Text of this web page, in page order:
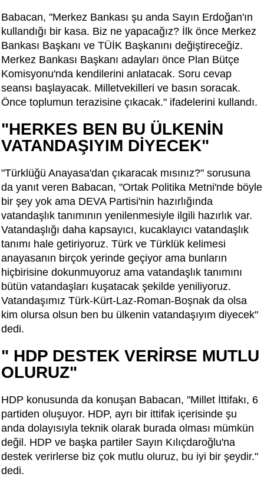
Babacan, "Merkez Bankası şu anda Sayın Erdoğan'ın
kullandığı bir kasa. Biz ne yapacağız? İlk önce Merkez
Bankası Başkanı ve TÜİK Başkanını değiştireceğiz.
Merkez Bankası Başkanı adayları önce Plan Bütçe
Komisyonu'nda kendilerini anlatacak. Soru cevap
seansı başlayacak. Milletvekilleri ve basın soracak.
Önce toplumun terazisine çıkacak." ifadelerini kullandı.
"HERKES BEN BU ÜLKENİN
VATANDAŞIYIM DİYECEK"
"Türklüğü Anayasa'dan çıkaracak mısınız?" sorusuna
da yanıt veren Babacan, "Ortak Politika Metni'nde böyle
bir şey yok ama DEVA Partisi'nin hazırlığında
vatandaşlık tanımının yenilenmesiyle ilgili hazırlık var.
Vatandaşlığı daha kapsayıcı, kucaklayıcı vatandaşlık
tanımı hale getiriyoruz. Türk ve Türklük kelimesi
anayasanın birçok yerinde geçiyor ama bunların
hiçbirisine dokunmuyoruz ama vatandaşlık tanımını
bütün vatandaşları kuşatacak şekilde yeniliyoruz.
Vatandaşımız Türk-Kürt-Laz-Roman-Boşnak da olsa
kim olursa olsun ben bu ülkenin vatandaşıyım diyecek"
dedi.
" HDP DESTEK VERİRSE MUTLU
OLURUZ"
HDP konusunda da konuşan Babacan, "Millet İttifakı, 6
partiden oluşuyor. HDP, ayrı bir ittifak içerisinde şu
anda dolayısıyla teknik olarak burada olması mümkün
değil. HDP ve başka partiler Sayın Kılıçdaroğlu'na
destek verirlerse biz çok mutlu oluruz, bu iyi bir şeydir."
dedi.